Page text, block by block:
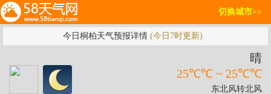
切换城市>>
今日桐柏天气预报详情(今日7时更新)
晴
25℃℃ ~ 25℃℃
东北风转北风